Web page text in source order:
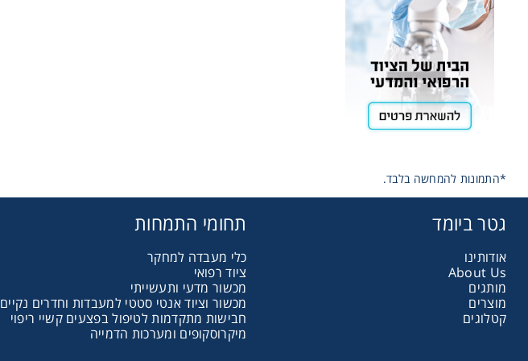
*התמונות להמחשה בלבד.
גטר ביומד
אודותינו
About Us
מותגים
מוצרים
קטלוגים
תחומי התמחות
כלי מעבדה למחקר
ציוד רפואי
מכשור מדעי ותעשייתי
מכשור וציוד אנטי סטטי למעבדות וחדרים נקיים
חבישות מתקדמות לטיפול בפצעים קשיי ריפוי
מיקרוסקופים ומערכות הדמייה
Lab Essentials
Filtration